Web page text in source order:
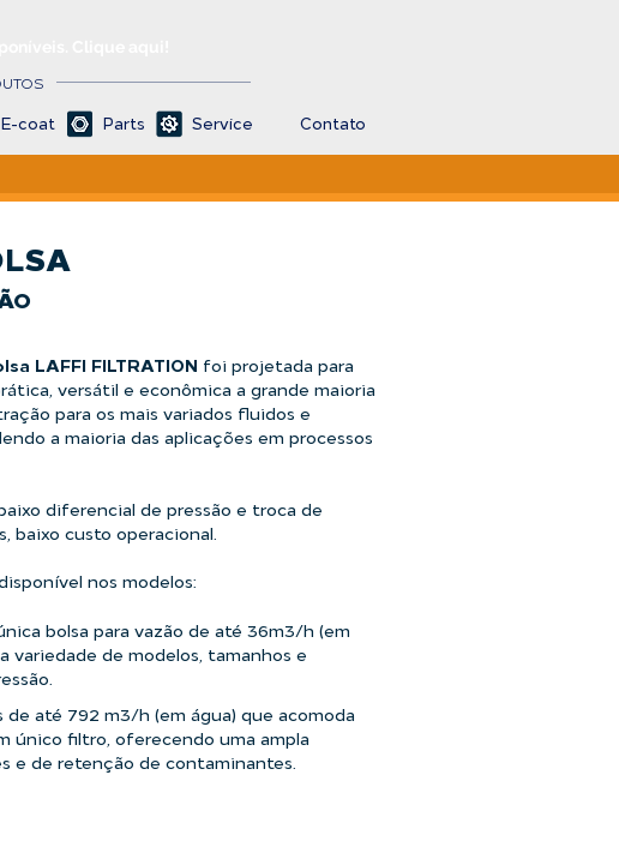
E-coat Parts Service Contato
LAFFI FILTRATION foi projetada para
versátil e econômica a grande maioria
para os mais variados fluidos e
a maioria das aplicações em processos
diferencial de pressão e troca de
baixo custo operacional.
nos modelos:
bolsa para vazão de até 36m3/h (em
variedade de modelos, tamanhos e
de até 792 m3/h (em água) que acomoda
único filtro, oferecendo uma ampla
e de retenção de contaminantes.